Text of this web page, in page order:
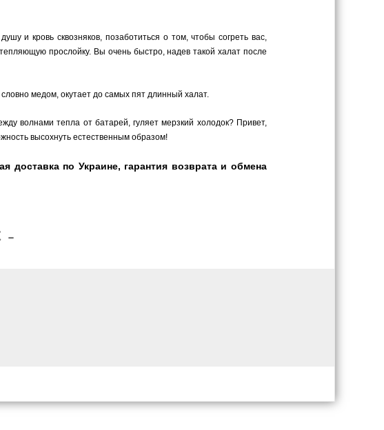
и кровь сквозняков, позаботиться о том, чтобы согреть вас,
прослойку. Вы очень быстро, надев такой халат после
медом, окутает до самых пят длинный халат.
волнами тепла от батарей, гуляет мерзкий холодок? Привет,
высохнуть естественным образом!
по Украине, гарантия возврата и обмена
-